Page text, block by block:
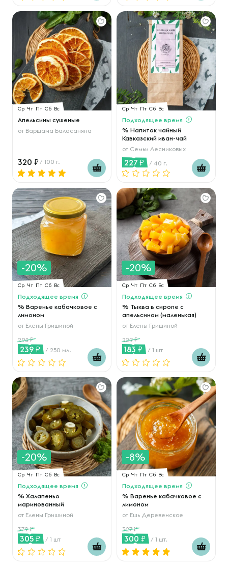
Ср Чт Пт Сб Вс
Апельсины сушеные
от Варшама Баласаняна
320 / 100 г.
Ср Чт Пт Сб Вс
Подходящее время
% Напиток чайный
Кавказский иван-чай
от Семьи Лесниковых
227 / 40 г.
-20%
Ср Чт Пт Сб Вс
Подходящее время
% Варенье кабачковое с
лимоном
от Елены Гришиной
298
239 / 250 мл.
-20%
Ср Чт Пт Сб Вс
Подходящее время
% Тыква в сиропе с
апельсином (маленькая)
от Елены Гришиной
229
183 / 1 шт
-20%
Ср Чт Пт Сб Вс
Подходящее время
% Халапеньо
маринованный
от Елены Гришиной
379
305 / 1 шт
-8%
Ср Чт Пт Сб Вс
Подходящее время
% Варенье кабачковое с
лимоном
от Ешь Деревенское
327
300 / 1 шт.